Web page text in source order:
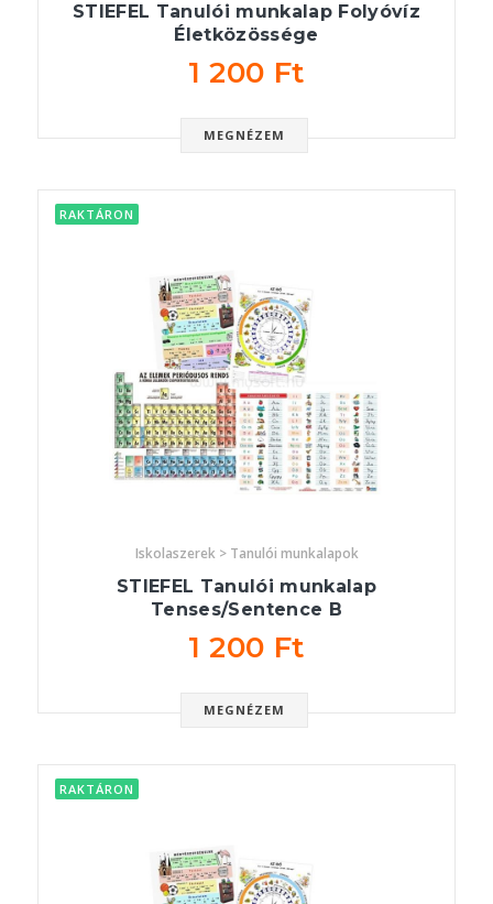
STIEFEL Tanulói munkalap Folyóvíz
Életközössége
1 200 Ft
MEGNÉZEM
RAKTÁRON
Iskolaszerek > Tanulói munkalapok
STIEFEL Tanulói munkalap
Tenses/Sentence B
1 200 Ft
MEGNÉZEM
RAKTÁRON